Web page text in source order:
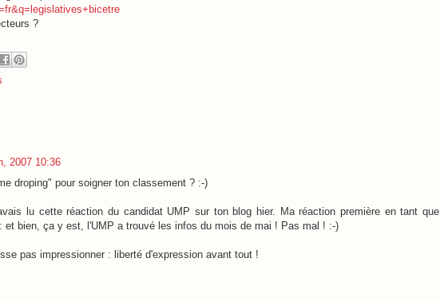
?
2007 10:36
droping" pour soigner ton classement ? :-)
lu cette réaction du candidat UMP sur ton blog hier. Ma réaction première en tant que
et bien, ça y est, l'UMP a trouvé les infos du mois de mai ! Pas mal ! :-)
pas impressionner : liberté d'expression avant tout !